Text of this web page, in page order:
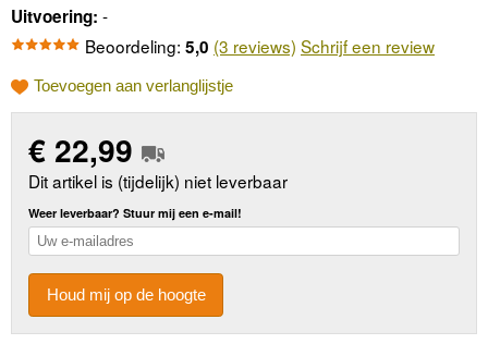
Uitvoering: -
Beoordeling: 5,0 (3 reviews) Schrijf een review
Toevoegen aan verlanglijstje
€ 22,99
Dit artikel is (tijdelijk) niet leverbaar
Weer leverbaar? Stuur mij een e-mail!
Houd mij op de hoogte